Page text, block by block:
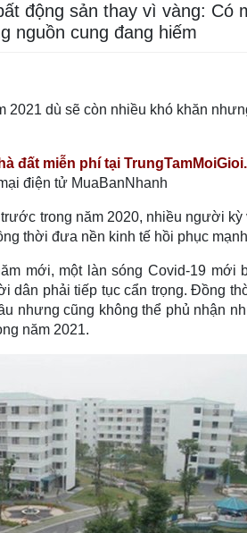
động sản thay vì vàng: Có
nguồn cung đang hiếm
2021 dù sẽ còn nhiều khó khăn
đất miễn phí tại
điện tử MuaBanNhanh
trong năm 2020, nhiều người kỳ
thời đưa nền kinh tế hồi phục
mới, một làn sóng Covid-19 mới
dân phải tiếp tục cẩn trọng. Đồng
nhưng cũng không thể phủ nhận
năm 2021.